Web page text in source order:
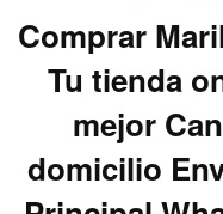
Comprar
Tu tienda
mejor
domicilio